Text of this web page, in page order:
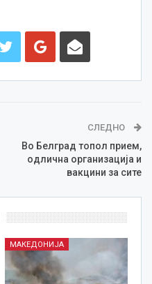
СЛЕДНО
Во Белград топол прием,
одлична организација и
вакцини за сите
МАКЕДОНИЈА